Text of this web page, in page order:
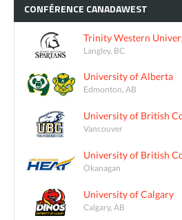
CONFÉRENCE CANADAWEST
Trinity Western
Langley, BC
University of Alberta
Edmonton, AB
University of British
Vancouver
University of British
Okanagan
University of Calgary
Calgary, AB